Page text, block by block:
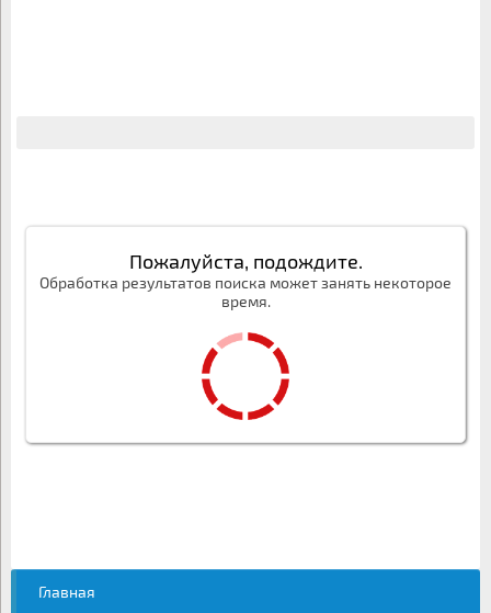
Пожалуйста, подождите.
Обработка результатов поиска может занять некоторое
время.
Главная